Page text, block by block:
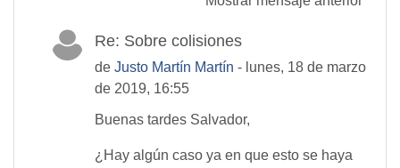
Re: Sobre colisiones
deJusto Martín Martín - lunes, 18 de marzo
de 2019, 16:55
Buenas tardes Salvador,
¿Hay algún caso ya en que esto se haya